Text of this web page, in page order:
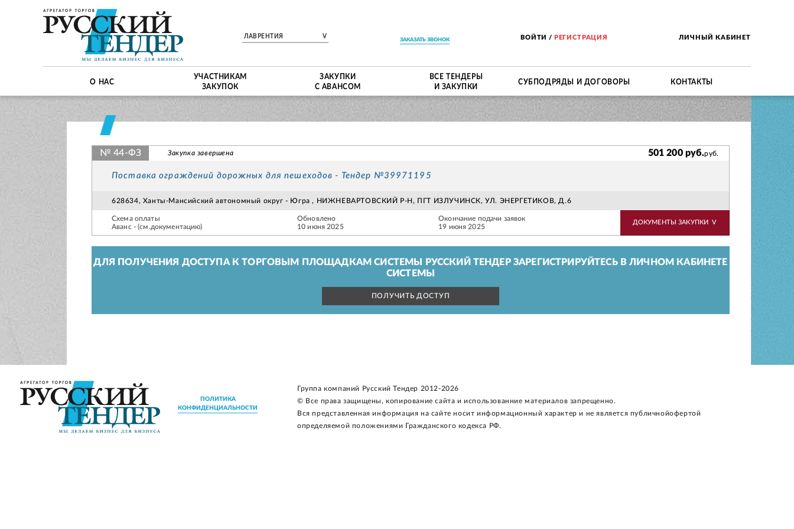
ЛАВРЕНТИЯ V ЗАКАЗАТЬ ЗВОНОК ВОЙТИ / РЕГИСТРАЦИЯ ЛИЧНЫЙ КАБИНЕТ
О НАС
УЧАСТНИКАМ
ЗАКУПОК
ЗАКУПКИ
С АВАНСОМ
ВСЕ ТЕНДЕРЫ
И ЗАКУПКИ
СУБПОДРЯДЫ И ДОГОВОРЫ КОНТАКТЫ
№ 44-ФЗ Закупка завершена 501 200 руб.руб.
Поставка ограждений дорожных для пешеходов - Тендер №39971195
628634, Ханты-Мансийский автономный округ - Югра , НИЖНЕВАРТОВСКИЙ Р-Н, ПГТ ИЗЛУЧИНСК, УЛ. ЭНЕРГЕТИКОВ, Д.6
Схема оплаты
Аванс - (см.документацию)
Обновлено
10 июня 2025
Окончание подачи заявок
19 июня 2025
ДОКУМЕНТЫ ЗАКУПКИ V
ДЛЯ ПОЛУЧЕНИЯ ДОСТУПА К ТОРГОВЫМ ПЛОЩАДКАМ СИСТЕМЫ РУССКИЙ ТЕНДЕР ЗАРЕГИСТРИРУЙТЕСЬ В ЛИЧНОМ КАБИНЕТЕ
СИСТЕМЫ
ПОЛУЧИТЬ ДОСТУП
ПОЛИТИКА
КОНФИДЕНЦИАЛЬНОСТИ
Группа компаний Русский Тендер 2012-2026
© Все права защищены, копирование сайта и использованние материалов запрещенно.
Вся представленная информация на сайте носит информационный характер и не является публичнойофертой
определяемой положениями Гражданского кодекса РФ.